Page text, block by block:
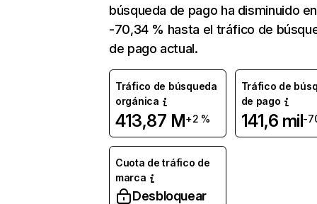
búsqueda de pago ha disminuido en
-70,34 % hasta el tráfico de
de pago actual.
Tráfico de búsqueda
orgánica
413,87 M+2 %
Tráfico de
de pago
141,6 mil-
Cuota de tráfico de
marca
Desbloquear